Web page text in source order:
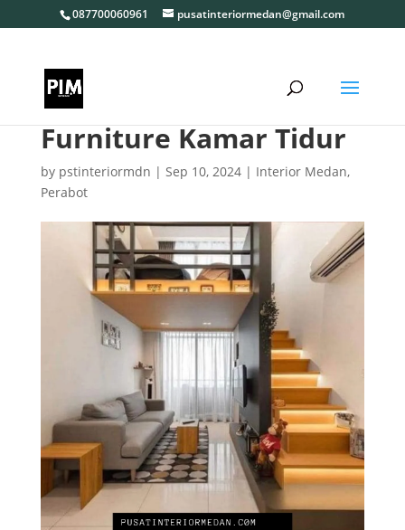
087700060961 pusatinteriormedan@gmail.com
Furniture Kamar Tidur
by pstinteriormdn | Sep 10, 2024| Interior Medan,
Perabot